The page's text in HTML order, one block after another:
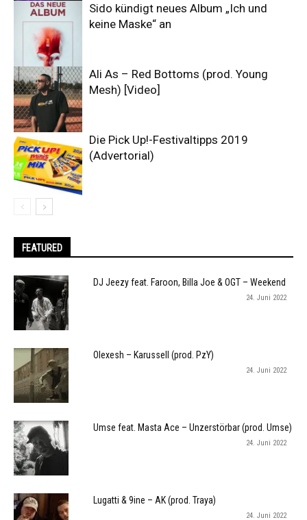
Sido kündigt neues Album „Ich und
keine Maske“ an
Ali As – Red Bottoms (prod. Young
Mesh) [Video]
Die Pick Up!-Festivaltipps 2019
(Advertorial)
FEATURED
DJ Jeezy feat. Faroon, Billa Joe & OGT – Weekend
24. Juni 2022
Olexesh – Karussell (prod. PzY)
24. Juni 2022
Umse feat. Masta Ace – Unzerstörbar (prod. Umse)
24. Juni 2022
Lugatti & 9ine – AK (prod. Traya)
24. Juni 2022